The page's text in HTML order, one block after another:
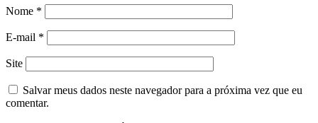
Nome *
E-mail *
Site
Salvar meus dados neste navegador para a próxima vez que eu
comentar.